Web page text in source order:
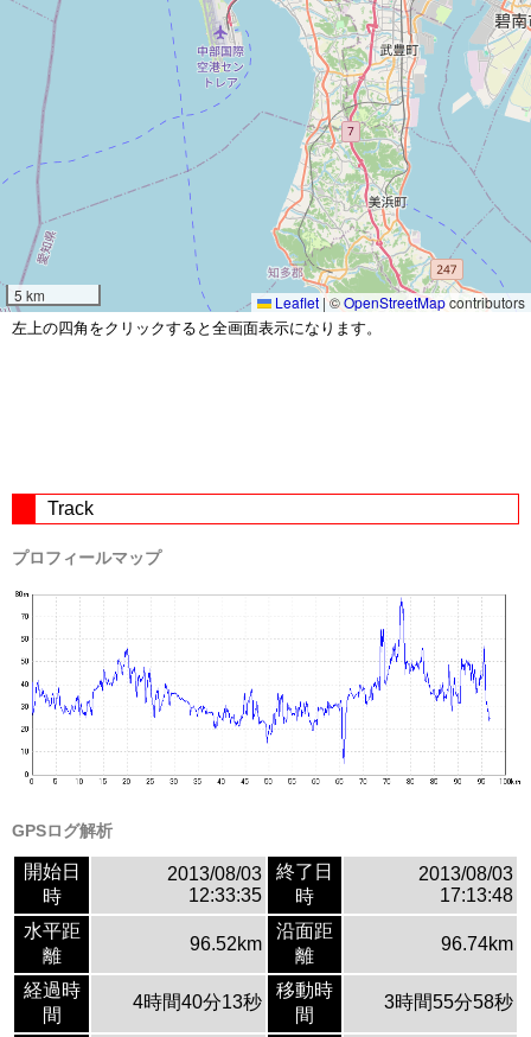
5 km Leaflet |©OpenStreetMapcontributors
左上の四角をクリックすると全画面表示になります。
Track
プロフィールマップ
GPSログ解析
開始日
時
2013/08/03
12:33:35
終了日
時
2013/08/03
17:13:48
水平距
離
96.52km
沿面距
離
96.74km
経過時
間
4時間40分13秒
移動時
間
3時間55分58秒